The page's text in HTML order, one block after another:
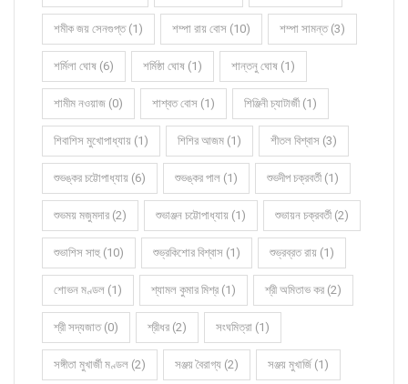
শমীক জয় সেনগুপ্ত (1) শম্পা রায় বোস (10) শম্পা সামন্ত (3)
শর্মিলা ঘোষ (6) শর্মিষ্ঠা ঘোষ (1) শান্তনু ঘোষ (1)
শামীম নওয়াজ (0) শাশ্বত বোস (1) শিঞ্জিনী চ্যাটার্জী (1)
শিবাশিস মুখোপাধ্যায় (1) শিশির আজম (1) শীতল বিশ্বাস (3)
শুভঙ্কর চট্টোপাধ্যায় (6) শুভঙ্কর পাল (1) শুভদীপ চক্রবর্তী (1)
শুভময় মজুমদার (2) শুভাঞ্জন চট্টোপাধ্যায় (1) শুভায়ন চক্রবর্তী (2)
শুভাশিস সাহু (10) শুভ্রকিশোর বিশ্বাস (1) শুভ্রব্রত রায় (1)
শোভন মণ্ডল (1) শ্যামল কুমার মিশ্র (1) শ্রী অমিতাভ কর (2)
শ্রী সদ্যজাত (0) শ্রীধর (2) সংঘমিত্রা (1)
সঙ্গীতা মুখার্জী মণ্ডল (2) সঞ্জয় বৈরাগ্য (2) সঞ্জয় মুখার্জি (1)